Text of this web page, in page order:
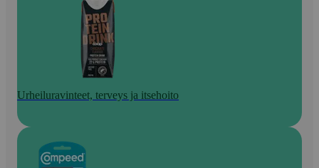
Urheiluravinteet, terveys ja itsehoito